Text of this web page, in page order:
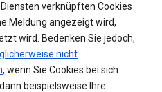
verknüpften Cookies
Meldung angezeigt wird,
wird. Bedenken Sie jedoch,
nicht
, wenn Sie Cookies bei sich
beispielsweise Ihre